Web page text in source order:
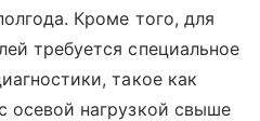
Кроме того, для
требуется специальное
такое как
осевой нагрузкой свыше